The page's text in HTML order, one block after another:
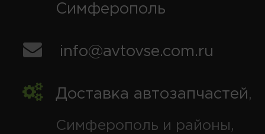
Симферополь
info@avtovse.com.ru
Доставка автозапчастей,
Симферополь и районы,